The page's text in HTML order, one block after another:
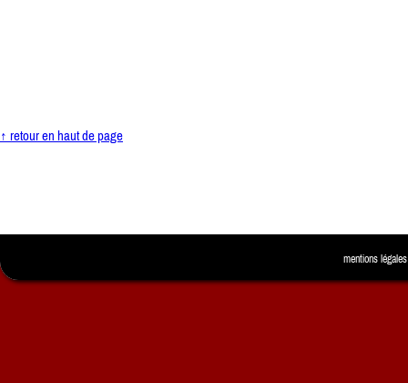
↑ retour en haut de page
mentions légales